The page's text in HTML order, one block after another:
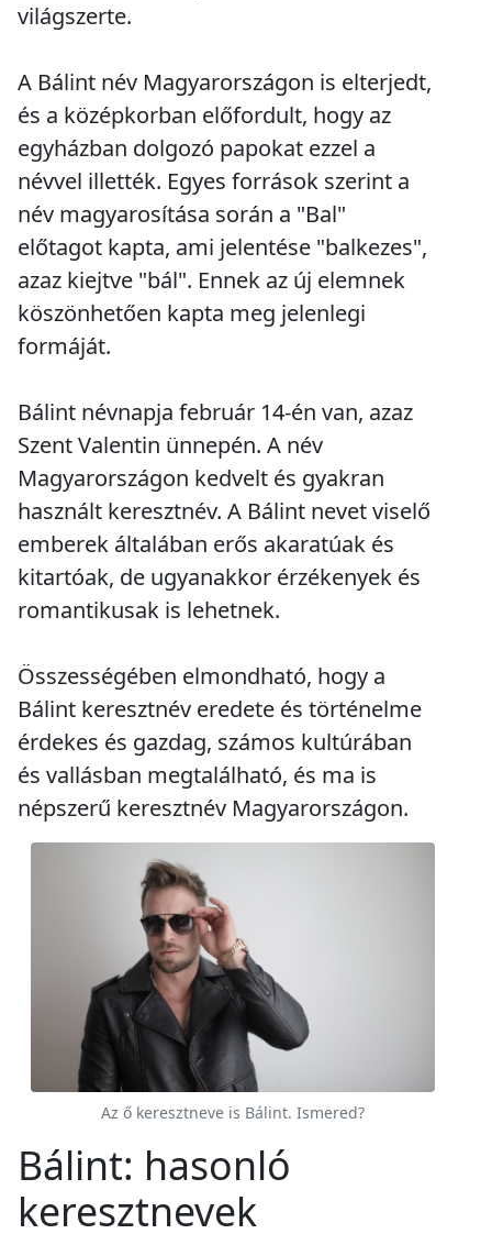
világszerte.
A Bálint név Magyarországon is elterjedt,
és a középkorban előfordult, hogy az
egyházban dolgozó papokat ezzel a
névvel illették. Egyes források szerint a
név magyarosítása során a "Bal"
előtagot kapta, ami jelentése "balkezes",
azaz kiejtve "bál". Ennek az új elemnek
köszönhetően kapta meg jelenlegi
formáját.
Bálint névnapja február 14-én van, azaz
Szent Valentin ünnepén. A név
Magyarországon kedvelt és gyakran
használt keresztnév. A Bálint nevet viselő
emberek általában erős akaratúak és
kitartóak, de ugyanakkor érzékenyek és
romantikusak is lehetnek.
Összességében elmondható, hogy a
Bálint keresztnév eredete és történelme
érdekes és gazdag, számos kultúrában
és vallásban megtalálható, és ma is
népszerű keresztnév Magyarországon.
Az ő keresztneve is Bálint. Ismered?
Bálint: hasonló
keresztnevek